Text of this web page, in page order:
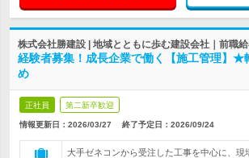
株式会社勝建設 | 地域とともに歩む建設会社｜前職
経験者募集！成長企業で働く【施工管理】★
め
正社員 第二新卒歓迎
情報更新日：2026/03/27 終了予定日： 2026/09/24
大手ゼネコンから受注した工事を中心に、現